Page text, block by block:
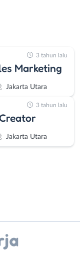
Marketing
Jakarta Utara
3 tahun lalu
Jakarta Utara
3 tahun lalu
Telegram
Lainnya..